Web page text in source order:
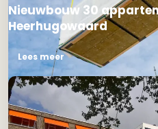
Nieuwbouw 30
Heerhugowaard
Lees meer